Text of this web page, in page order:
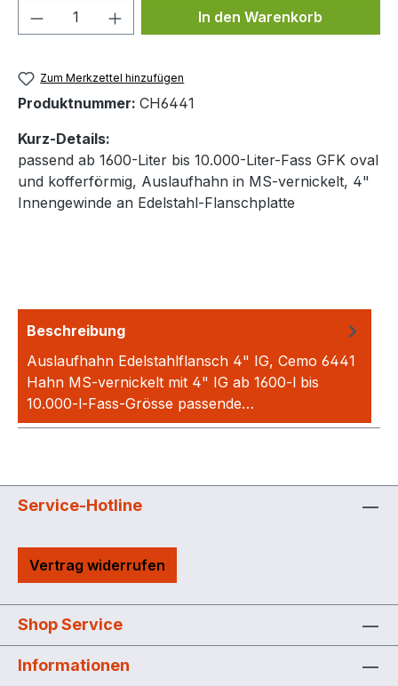
Produkt Anzahl: Gib denIn den Warenkorb
Zum Merkzettel hinzufügen
Produktnummer: CH6441
Kurz-Details:
passend ab 1600-Liter bis 10.000-Liter-Fass GFK oval
und kofferförmig, Auslaufhahn in MS-vernickelt, 4"
Innengewinde an Edelstahl-Flanschplatte
Beschreibung
Auslaufhahn Edelstahlflansch 4" IG, Cemo 6441
Hahn MS-vernickelt mit 4" IG ab 1600-l bis
10.000-l-Fass-Grösse passende…
Service-Hotline
Vertrag widerrufen
Shop Service
Informationen